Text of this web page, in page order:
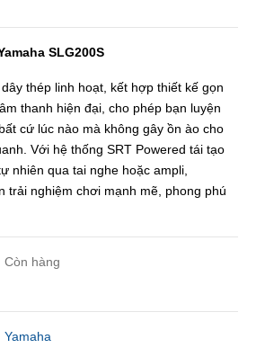
SLG200S
thép linh hoạt, kết hợp thiết kế gọn
thanh hiện đại, cho phép bạn luyện
cứ lúc nào mà không gây ồn ào cho
Với hệ thống SRT Powered tái tạo
nhiên qua tai nghe hoặc ampli,
trải nghiệm chơi mạnh mẽ, phong phú
Còn hàng
Yamaha